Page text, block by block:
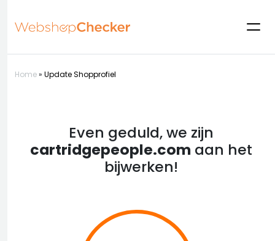
Home» Update Shopprofiel
Even geduld, we zijn
cartridgepeople.com aan het
bijwerken!